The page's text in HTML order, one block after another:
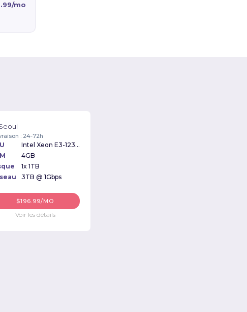
mo
: 24-72h
Intel Xeon E3-1230v2 3.30GHz
4GB
1x 1TB
3TB @ 1Gbps
$196.99/MO
Voir les détails